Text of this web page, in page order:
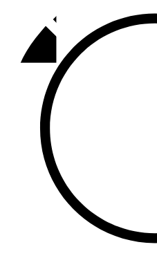
92,9 FM
Базарлы матак
107,1 FM
Балык бистәсе
104,9 FM
Баулы
107,5 FM
Биләр